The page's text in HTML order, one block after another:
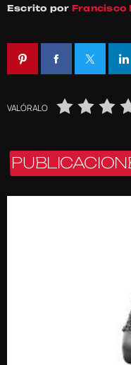
Escrito por Francisco
VALÓRALO